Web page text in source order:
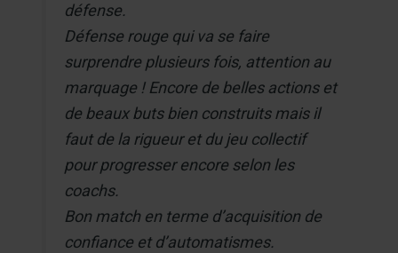
défense.
Défense rouge qui va se faire
surprendre plusieurs fois, attention au
marquage ! Encore de belles actions et
de beaux buts bien construits mais il
faut de la rigueur et du jeu collectif
pour progresser encore selon les
coachs.
Bon match en terme d’acquisition de
confiance et d’automatismes.